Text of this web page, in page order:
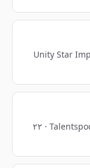
Unity Star
Talentspoc · Dubai, Dubai, United Arab Emirates · ٢٢